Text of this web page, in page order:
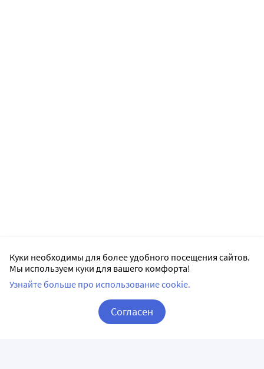
Куки необходимы для более удобного посещения сайтов.
Мы используем куки для вашего комфорта!
Узнайте больше про использование cookie.
Согласен